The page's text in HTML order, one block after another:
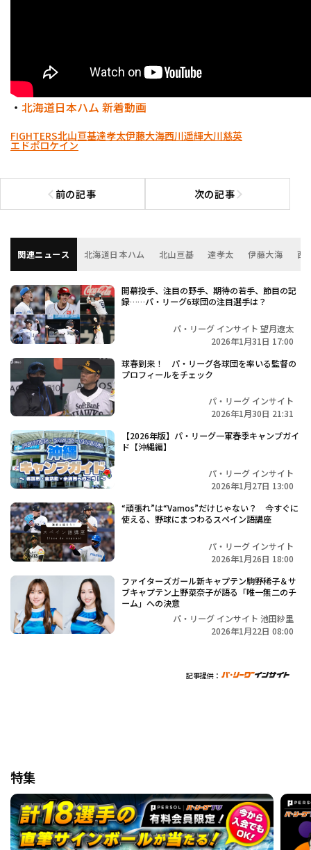
・ 北海道日本ハム 新着動画
FIGHTERS北山亘基達孝太伊藤大海西川遥輝大川慈英
エドポロケイン
前の記事
前の記事へ 次の記事次の記事へ
関連ニュース 北海道日本ハム 北山亘基 達孝太 伊藤大海 西
開幕投手、注目の野手、期待の若手、節目の記
録……パ・リーグ6球団の注目選手は？
パ・リーグ インサイト 望月遼太
2026年1月31日 17:00
球春到来！ パ・リーグ各球団を率いる監督の
プロフィールをチェック
パ・リーグ インサイト
2026年1月30日 21:31
【2026年版】パ・リーグ一軍春季キャンプガイ
ド【沖縄編】
パ・リーグ インサイト
2026年1月27日 13:00
“頑張れ”は“Vamos”だけじゃない？ 今すぐに
使える、野球にまつわるスペイン語講座
パ・リーグ インサイト
2026年1月26日 18:00
ファイターズガール新キャプテン駒野稀子＆サ
ブキャプテン上野菜奈子が語る「唯一無二のチ
ーム」への決意
パ・リーグ インサイト 池田紗里
2026年1月22日 08:00
記事提供：
特集